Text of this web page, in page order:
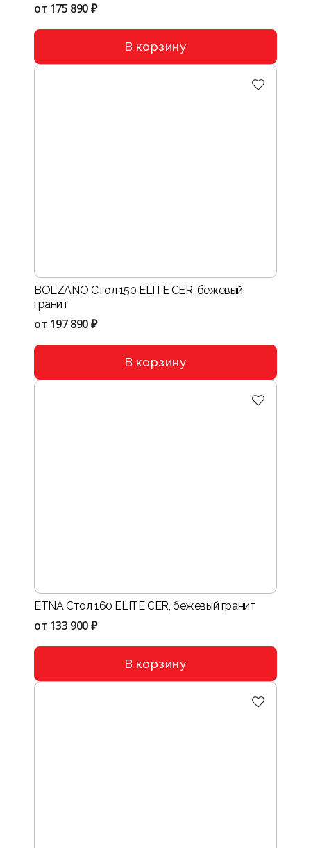
от 175 890 ₽
В корзину
BOLZANO Стол 150 ELITE CER, бежевый
гранит
от 197 890 ₽
В корзину
ETNA Стол 160 ELITE CER, бежевый гранит
от 133 900 ₽
В корзину